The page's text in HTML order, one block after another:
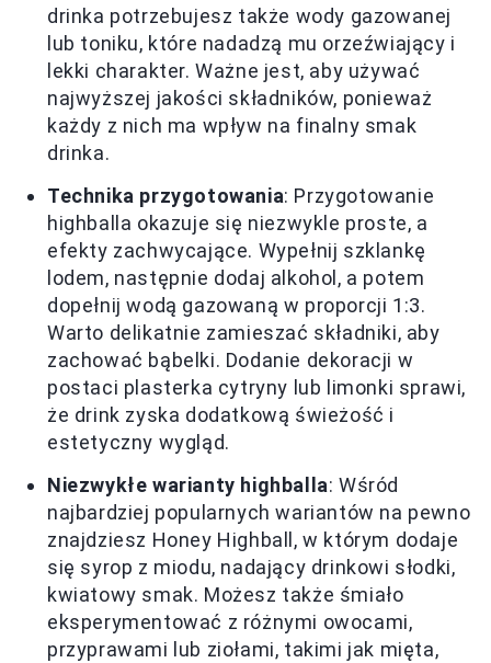
drinka potrzebujesz także wody gazowanej
lub toniku, które nadadzą mu orzeźwiający i
lekki charakter. Ważne jest, aby używać
najwyższej jakości składników, ponieważ
każdy z nich ma wpływ na finalny smak
drinka.
Technika przygotowania: Przygotowanie
highballa okazuje się niezwykle proste, a
efekty zachwycające. Wypełnij szklankę
lodem, następnie dodaj alkohol, a potem
dopełnij wodą gazowaną w proporcji 1:3.
Warto delikatnie zamieszać składniki, aby
zachować bąbelki. Dodanie dekoracji w
postaci plasterka cytryny lub limonki sprawi,
że drink zyska dodatkową świeżość i
estetyczny wygląd.
Niezwykłe warianty highballa: Wśród
najbardziej popularnych wariantów na pewno
znajdziesz Honey Highball, w którym dodaje
się syrop z miodu, nadający drinkowi słodki,
kwiatowy smak. Możesz także śmiało
eksperymentować z różnymi owocami,
przyprawami lub ziołami, takimi jak mięta,